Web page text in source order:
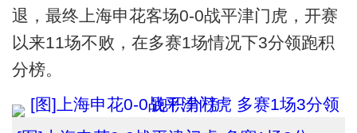
退，最终上海申花客场0-0战平津门虎，开赛
以来11场不败，在多赛1场情况下3分领跑积
分榜。